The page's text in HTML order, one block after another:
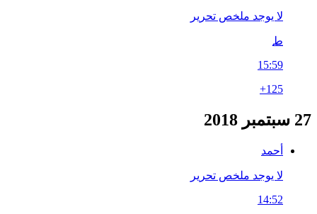
لا يوجد ملخص تحرير
ط
15:59
+125
27 سبتمبر 2018
أحمد
لا يوجد ملخص تحرير
14:52